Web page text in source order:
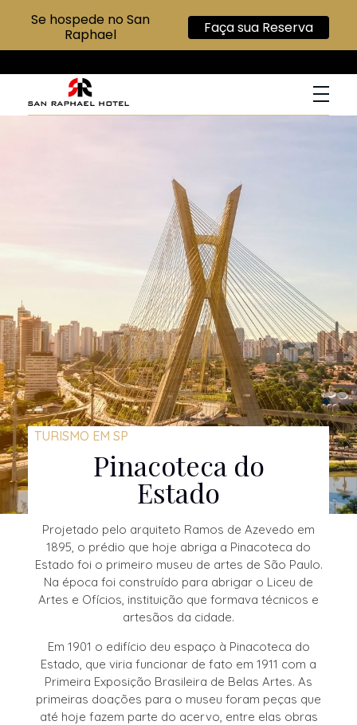
San Raphael Hotel
Hotel no Centro de SP
TURISMO EM SP
Pinacoteca do
Estado
Projetado pelo arquiteto Ramos de Azevedo em
1895, o prédio que hoje abriga a Pinacoteca do
Estado foi o primeiro museu de artes de São Paulo.
Na época foi construído para abrigar o Liceu de
Artes e Ofícios, instituição que formava técnicos e
artesãos da cidade.
Em 1901 o edifício deu espaço à Pinacoteca do
Estado, que viria funcionar de fato em 1911 com a
Primeira Exposição Brasileira de Belas Artes. As
primeiras doações para o museu foram peças que
até hoje fazem parte do acervo, entre elas obras
Se hospede no San
Raphael
Faça sua Reserva